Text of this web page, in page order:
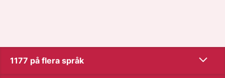
1177 på flera språk Visa